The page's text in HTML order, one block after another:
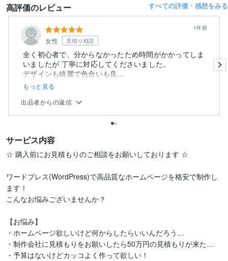
高評価のレビュー すべての評価・感想をみる
女性 見積り相談
1年前
全く初心者で、分からなかったため時間がかかってしま
いましたが 丁寧に対応してくださいました。
デザインも綺麗で色合いも良...
もっと見る
出品者からの返信
サービス内容
☆ 購入前にお見積もりのご相談をお願いしております ☆
ワードプレス(WordPress)で高品質なホームページを格安で制作し
ます！
こんなお悩みございませんか？
【お悩み】
・ホームページ欲しいけど何からしたらいいんだろう…
・制作会社に見積もりをお願いしたら50万円の見積もりが来た…
・予算はないけどカッコよく作って欲しい！